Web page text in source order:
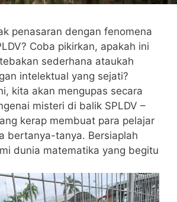
penasaran dengan fenomena
‍Coba ​pikirkan, apakah ini
‍sederhana​ ataukah
intelektual‍ yang sejati?
kita akan mengupas ​secara
misteri di balik SPLDV –
‍kerap​ membuat para pelajar
‍bertanya-tanya. ‍Bersiaplah
dunia matematika yang begitu